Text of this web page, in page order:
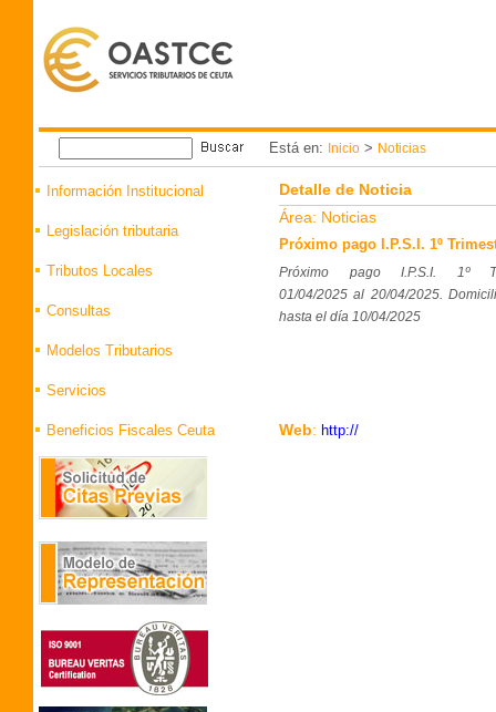
Está en: Inicio > Noticias
Información Institucional
Legislación tributaria
Tributos Locales
Consultas
Modelos Tributarios
Servicios
Beneficios Fiscales Ceuta
Detalle de Noticia
Área: Noticias
Próximo pago I.P.S.I. 1º
Próximo pago I.P.S.I. 1º
01/04/2025 al 20/04/2025.
hasta el día 10/04/2025
Web: http://